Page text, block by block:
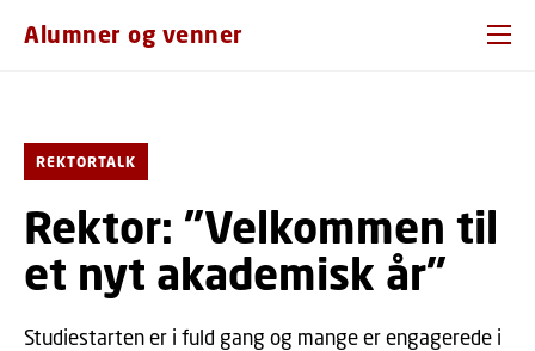
Alumner og venner
REKTORTALK
Rektor: "Velkommen til
et nyt akademisk år"
Studiestarten er i fuld gang og mange er engagerede i